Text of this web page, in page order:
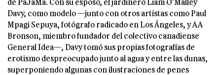
Davy, como modelo —junto con otros artistas como Paul
Mpagi Sepuya, fotógrafo radicado en Los Ángeles, y AA
Bronson, miembro fundador del colectivo canadiense
General Idea—, Davy tomó sus propias fotografías de
erotismo despreocupado junto al agua y entre las dunas,
superponiendo algunas con ilustraciones de penes